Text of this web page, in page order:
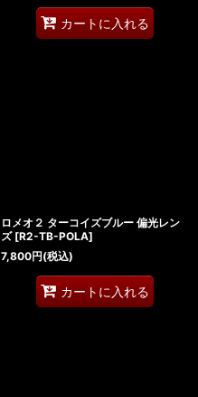
カートに入れる
ロメオ２ ターコイズブルー 偏光レン
ズ [R2-TB-POLA]
7,800円(税込)
カートに入れる